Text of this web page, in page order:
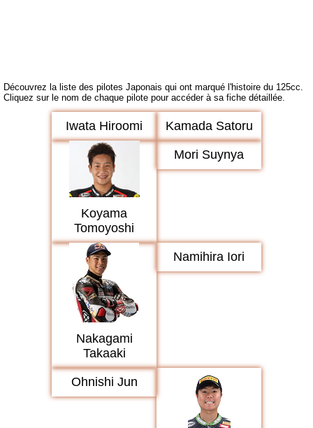
Découvrez la liste des pilotes Japonais qui ont marqué l'histoire du 125cc.
Cliquez sur le nom de chaque pilote pour accéder à sa fiche détaillée.
Iwata Hiroomi Kamada Satoru
Koyama
Tomoyoshi
Mori Suynya
Nakagami
Takaaki
Namihira Iori
Ohnishi Jun